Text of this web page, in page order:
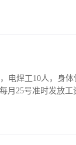
电焊工10人，身
月25号准时发放工